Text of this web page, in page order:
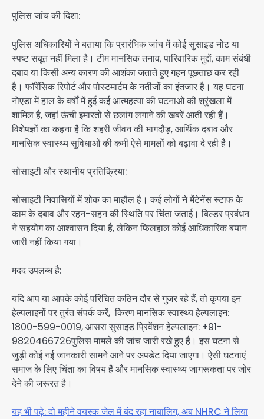
पुलिस जांच की दिशा:
पुलिस अधिकारियों ने बताया कि प्रारंभिक जांच में कोई सुसाइड नोट या
स्पष्ट सबूत नहीं मिला है। टीम मानसिक तनाव, पारिवारिक मुद्दों, काम संबंधी
दबाव या किसी अन्य कारण की आशंका जताते हुए गहन पूछताछ कर रही
है। फॉरेंसिक रिपोर्ट और पोस्टमार्टम के नतीजों का इंतजार है। यह घटना
नोएडा में हाल के वर्षों में हुई कई आत्महत्या की घटनाओं की श्रृंखला में
शामिल है, जहां ऊंची इमारतों से छलांग लगाने की खबरें आती रही हैं।
विशेषज्ञों का कहना है कि शहरी जीवन की भागदौड़, आर्थिक दबाव और
मानसिक स्वास्थ्य सुविधाओं की कमी ऐसे मामलों को बढ़ावा दे रही है।
सोसाइटी और स्थानीय प्रतिक्रिया:
सोसाइटी निवासियों में शोक का माहौल है। कई लोगों ने मेंटेनेंस स्टाफ के
काम के दबाव और रहन-सहन की स्थिति पर चिंता जताई। बिल्डर प्रबंधन
ने सहयोग का आश्वासन दिया है, लेकिन फिलहाल कोई आधिकारिक बयान
जारी नहीं किया गया।
मदद उपलब्ध है:
यदि आप या आपके कोई परिचित कठिन दौर से गुजर रहे हैं, तो कृपया इन
हेल्पलाइनों पर तुरंत संपर्क करें, किरण मानसिक स्वास्थ्य हेल्पलाइन:
1800-599-0019, आसरा सुसाइड प्रिवेंशन हेल्पलाइन: +91-
9820466726पुलिस मामले की जांच जारी रखे हुए है। इस घटना से
जुड़ी कोई नई जानकारी सामने आने पर अपडेट दिया जाएगा। ऐसी घटनाएं
समाज के लिए चिंता का विषय हैं और मानसिक स्वास्थ्य जागरूकता पर जोर
देने की जरूरत है।
यह भी पढ़े: दो महीने वयस्क जेल में बंद रहा नाबालिग, अब NHRC ने लिया